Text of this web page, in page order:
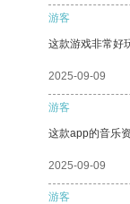
游客
这款游戏非常好
2025-09-09
游客
这款app的音乐
2025-09-09
游客